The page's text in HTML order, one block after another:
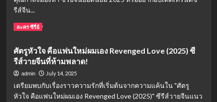
ฟอร์ม
ยักษ์
แห่ง
ปี!
รีส์จีน...
Read MoreRead
เปิด
โผ
10
อันดับ
ซี
รีส์
ละคร ซีรี่ย์
ศัตรูหัวใจ คือแฟนใหม่ผมเอง Revenged Love (2025) ซี
รีส์วายจีนที่ห้ามพลาด!
admin July 14, 2025
เตรียมพบกับเรื่องราวความรักที่เริ่มต้นจากความแค้นใน "ศัตรู
หัวใจ คือแฟนใหม่ผมเอง Revenged Love (2025)" ซีรีส์วายจีนแนว